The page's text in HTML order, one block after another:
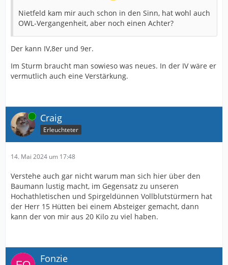
Nietfeld kam mir auch schon in den Sinn, hat wohl auch
OWL-Vergangenheit, aber noch einen Achter?
Der kann IV,8er und 9er.
Im Sturm braucht man sowieso was neues. In der IV wäre er
vermutlich auch eine Verstärkung.
Online Craig
Erleuchteter
14. Mai 2024 um 17:48
Verstehe auch gar nicht warum man sich hier über den
Baumann lustig macht, im Gegensatz zu unseren
Hochathletischen und Spirgeldünnen Vollblutstürmern hat
der Herr 15 Hütten bei einem Absteiger gemacht, dann
kann der von mir aus 20 Kilo zu viel haben.
Fonzie